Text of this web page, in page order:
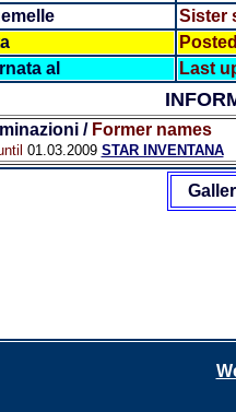
Sister
Posted
al
Last
/ Former names
01.03.2009 STAR INVENTANA